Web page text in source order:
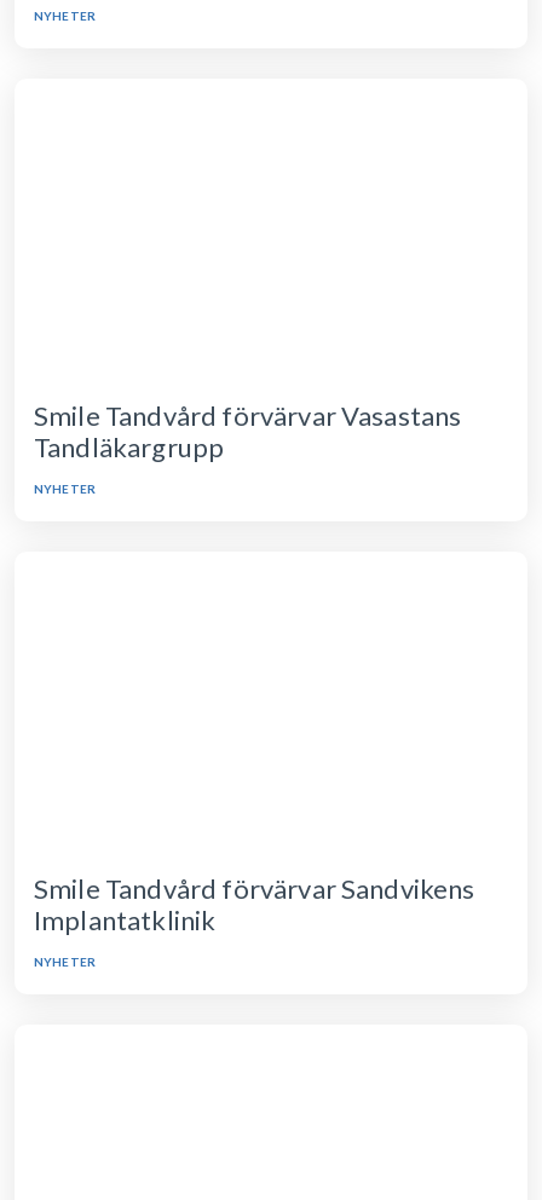
NYHETER
Smile Tandvård förvärvar Vasastans
Tandläkargrupp
NYHETER
Smile Tandvård förvärvar Sandvikens
Implantatklinik
NYHETER